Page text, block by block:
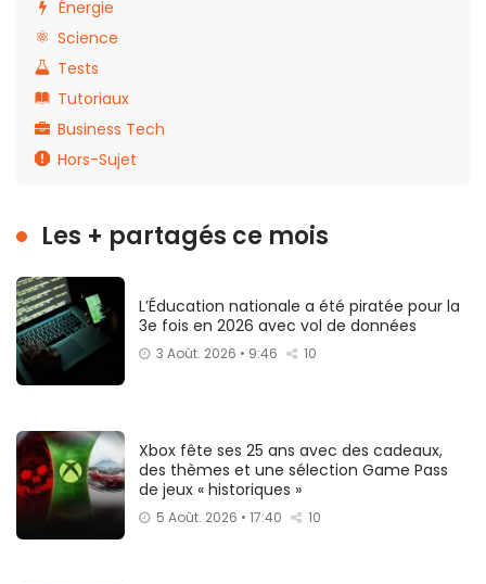
Énergie
Science
Tests
Tutoriaux
Business Tech
Hors-Sujet
Les + partagés ce mois
L’Éducation nationale a été piratée pour la
3e fois en 2026 avec vol de données
3 Août. 2026 • 9:46 10
Xbox fête ses 25 ans avec des cadeaux,
des thèmes et une sélection Game Pass
de jeux « historiques »
5 Août. 2026 • 17:40 10